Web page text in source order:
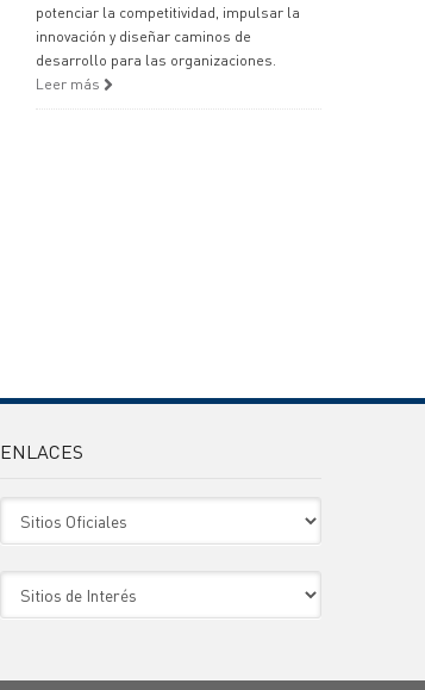
potenciar la competitividad, impulsar la
innovación y diseñar caminos de
desarrollo para las organizaciones.
Leer más
ENLACES